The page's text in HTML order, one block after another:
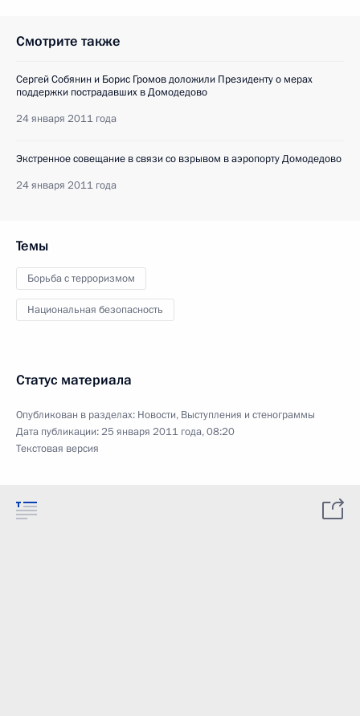
Смотрите также
Сергей Собянин и Борис Громов доложили Президенту о мерах
поддержки пострадавших в Домодедово
24 января 2011 года
Экстренное совещание в связи со взрывом в аэропорту Домодедово
24 января 2011 года
Темы
Борьба с терроризмом
Национальная безопасность
Статус материала
Опубликован в разделах: Новости, Выступления и стенограммы
Дата публикации:25 января 2011 года, 08:20
Текстовая версия